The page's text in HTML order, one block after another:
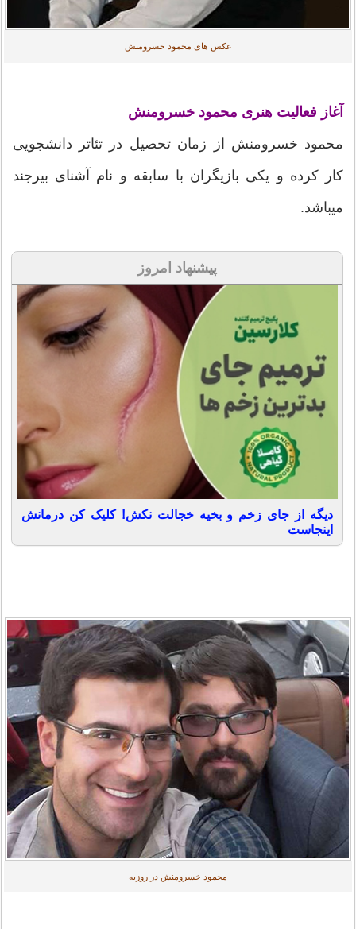
عکس های محمود خسرومنش
آغاز فعالیت هنری محمود خسرومنش
محمود خسرومنش از زمان تحصیل در تئاتر دانشجویی
کار کرده و یکی بازیگران با سابقه و نام آشنای بیرجند
میباشد.
پیشنهاد امروز
دیگه از جای زخم و بخیه خجالت نکش! کلیک کن درمانش
اینجاست
محمود خسرومنش در روزبه